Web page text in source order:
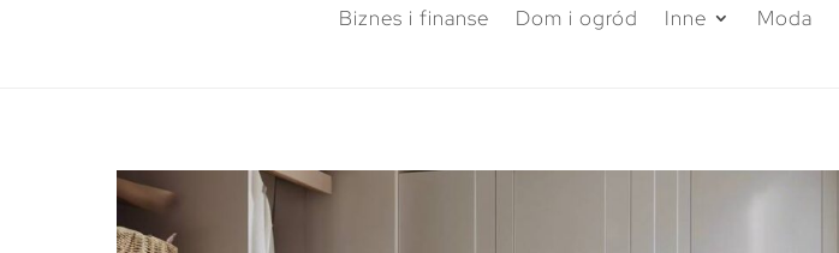
Biznes i finanse Dom i ogród Inne Moda